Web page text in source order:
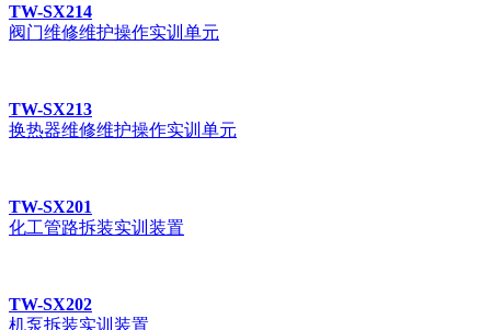
TW-SX214
阀门维修维护操作实训单元
TW-SX213
换热器维修维护操作实训单元
TW-SX201
化工管路拆装实训装置
TW-SX202
机泵拆装实训装置